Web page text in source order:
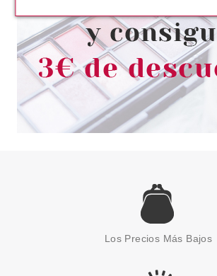
LAISEVEN
LAISEVEN JABÓN DE MANOS
CANDY 400 ML
1.99€
Los Precios Más Bajos